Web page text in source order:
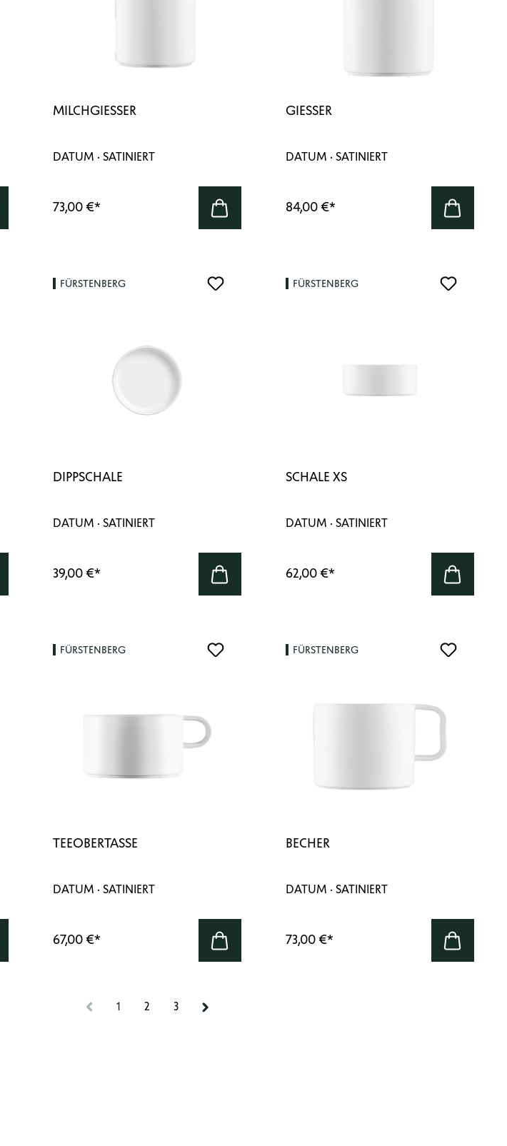
MILCHGIESSER
DATUM · SATINIERT
73,00 €*
GIESSER
DATUM · SATINIERT
84,00 €*
FÜRSTENBERG
DIPPSCHALE
DATUM · SATINIERT
39,00 €*
FÜRSTENBERG
SCHALE XS
DATUM · SATINIERT
62,00 €*
FÜRSTENBERG
TEEOBERTASSE
DATUM · SATINIERT
67,00 €*
FÜRSTENBERG
BECHER
DATUM · SATINIERT
73,00 €*
1 2 3